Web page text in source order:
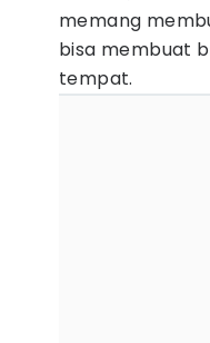
memang
bisa membuat
tempat.